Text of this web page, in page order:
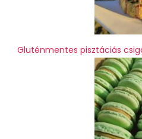
Gluténmentes pisztáciás